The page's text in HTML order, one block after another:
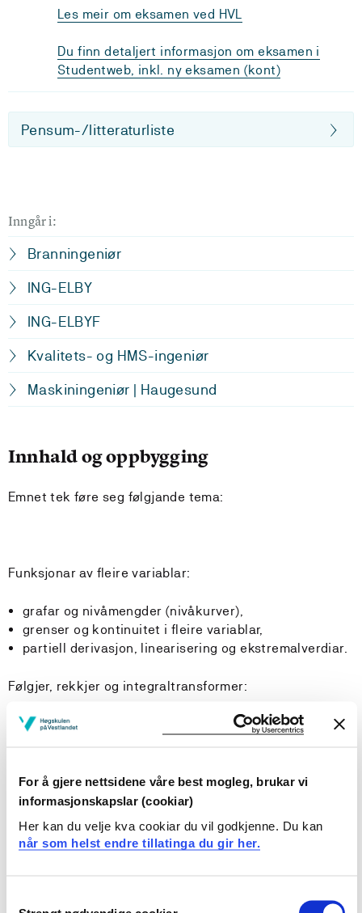
For å gjere nettsidene våre best mogleg, brukar vi
informasjonskapslar (cookiar)
Her kan du velje kva cookiar du vil godkjenne. Du kan
når som helst endre tillatinga du gir her.
Les meir om eksamen ved HVL
Du finn detaljert informasjon om eksamen i
Studentweb, inkl. ny eksamen (kont)
Pensum-/litteraturliste
Inngår i:
Branningeniør
ING-ELBY
ING-ELBYF
Kvalitets- og HMS-ingeniør
Maskiningeniør | Haugesund
Innhald og oppbygging
Emnet tek føre seg følgjande tema:
Funksjonar av fleire variablar:
grafar og nivåmengder (nivåkurver),
grenser og kontinuitet i fleire variablar,
partiell derivasjon, linearisering og ekstremalverdiar.
Følgjer, rekkjer og integraltransformer:
følgjer, rekkjer og konvergens,
Fourierrekkjer,
Laplacetransform.